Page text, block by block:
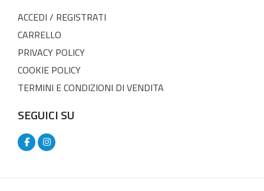
ACCEDI / REGISTRATI
CARRELLO
PRIVACY POLICY
COOKIE POLICY
TERMINI E CONDIZIONI DI VENDITA
SEGUICI SU